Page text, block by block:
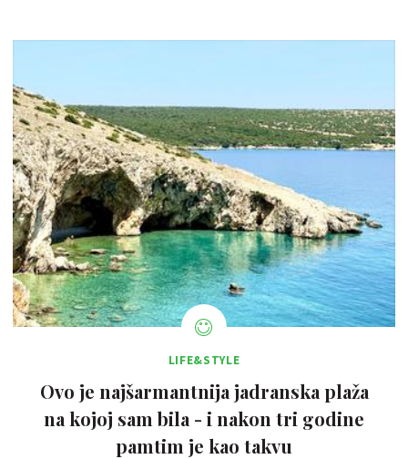
LIFE&STYLE
Ovo je najšarmantnija jadranska plaža
na kojoj sam bila - i nakon tri godine
pamtim je kao takvu